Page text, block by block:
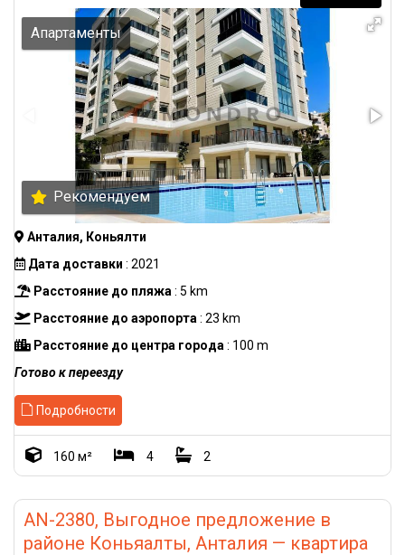
Апартаменты
Рекомендуем
Анталия, Коньялти
Дата доставки : 2021
Расстояние до пляжа : 5 km
Расстояние до аэропорта : 23 km
Расстояние до центра города : 100 m
Готово к переезду
Подробности
160 м² 4 2
AN-2380, Выгодное предложение в
районе Коньяалты, Анталия — квартира